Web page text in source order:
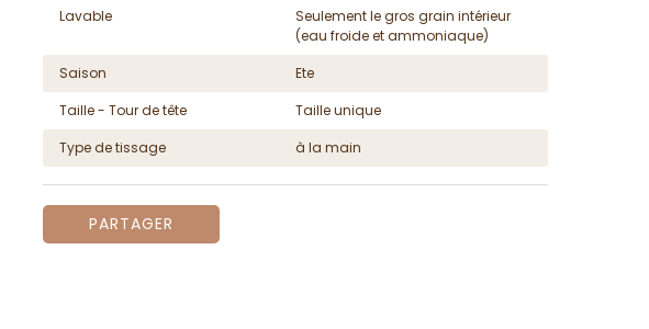
Lavable
Seulement le gros grain intérieur
(eau froide et ammoniaque)
Saison
Ete
Taille - Tour de tête
Taille unique
Type de tissage
à la main
PARTAGER